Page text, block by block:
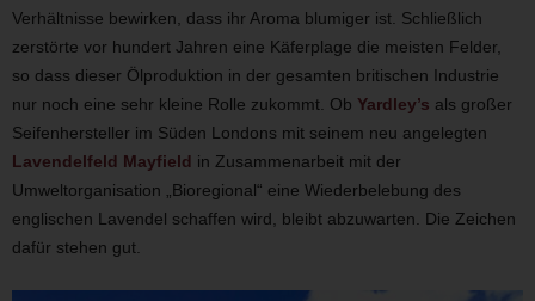
Verhältnisse bewirken, dass ihr Aroma blumiger ist. Schließlich
zerstörte vor hundert Jahren eine Käferplage die meisten Felder,
so dass dieser Ölproduktion in der gesamten britischen Industrie
nur noch eine sehr kleine Rolle zukommt. Ob Yardley’s als großer
Seifenhersteller im Süden Londons mit seinem neu angelegten
Lavendelfeld Mayfield in Zusammenarbeit mit der
Umweltorganisation „Bioregional“ eine Wiederbelebung des
englischen Lavendel schaffen wird, bleibt abzuwarten. Die Zeichen
dafür stehen gut.